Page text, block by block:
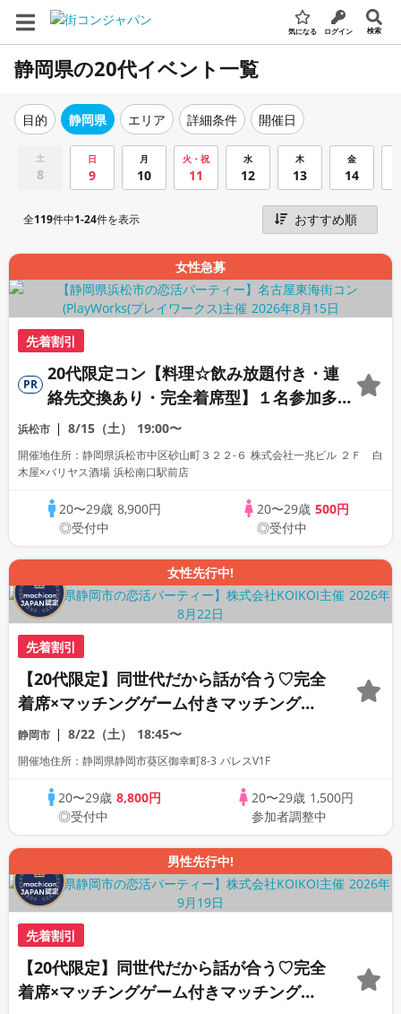
気になる ログイン 検索
静岡県の20代イベント一覧
目的 静岡県 エリア 詳細条件 開催日
土
8
日
9
月
10
火・祝
11
水
12
木
13
金
14
全119件中1-24件を表示
女性急募
先着割引
PR
20代限定コン【料理☆飲み放題付き・連
絡先交換あり・完全着席型】１名参加多
数・初参加も大歓迎☆
浜松市 8/15（土） 19:00〜
開催地住所：静岡県浜松市中区砂山町３２２-６ 株式会社一兆ビル ２Ｆ 白
木屋×バリヤス酒場 浜松南口駅前店
20〜29歳 8,900円
◎受付中
20〜29歳 500円
◎受付中
女性先行中!
先着割引
【20代限定】同世代だから話が合う♡完全
着席×マッチングゲーム付きマッチングコ
ン
静岡市 8/22（土） 18:45〜
開催地住所：静岡県静岡市葵区御幸町8-3 パレスV1F
20〜29歳8,800円
◎受付中
20〜29歳 1,500円
参加者調整中
男性先行中!
先着割引
【20代限定】同世代だから話が合う♡完全
着席×マッチングゲーム付きマッチングコ